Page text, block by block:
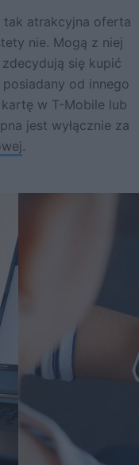
tak atrakcyjna oferta
nie. Mogą z niej
się kupić
od innego
w T-Mobile lub
jest wyłącznie za
.